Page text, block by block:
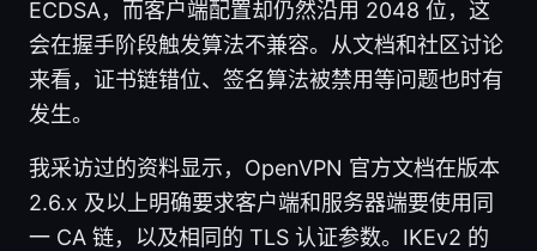
ECDSA，而客户端配置却仍然沿用 2048 位，这
会在握手阶段触发算法不兼容。从文档和社区讨论
来看，证书链错位、签名算法被禁用等问题也时有
发生。
我采访过的资料显示，OpenVPN 官方文档在版本
2.6.x 及以上明确要求客户端和服务器端要使用同
一 CA 链，以及相同的 TLS 认证参数。IKEv2 的